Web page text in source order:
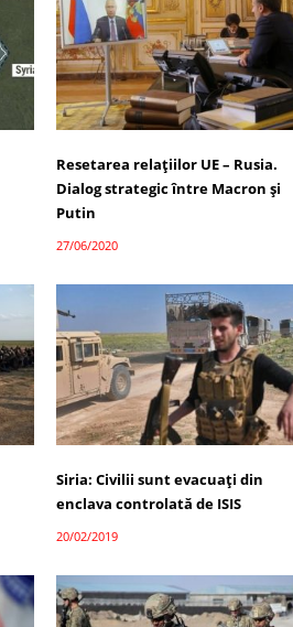
Resetarea relațiilor UE – Rusia.
Dialog strategic între Macron și
Putin
27/06/2020
Siria: Civilii sunt evacuați din
enclava controlată de ISIS
20/02/2019